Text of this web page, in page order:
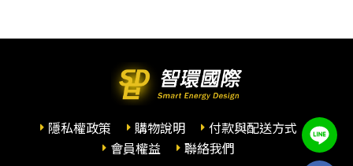
隱私權政策 購物說明
付款與配送方式
會員權益
聯絡我們